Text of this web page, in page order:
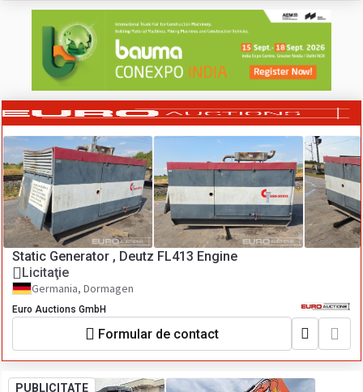
Static Generator , Deutz FL413 Engine
Licitaţie
Germania, Dormagen
Euro Auctions GmbH
Formular de contact
PUBLICITATE